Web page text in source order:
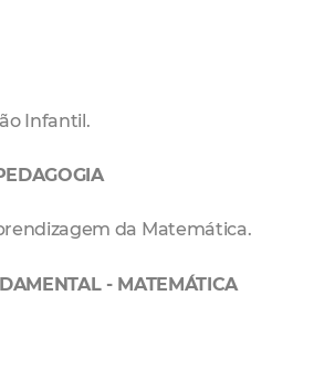
Infantil.
da Matemática.
- MATEMÁTICA